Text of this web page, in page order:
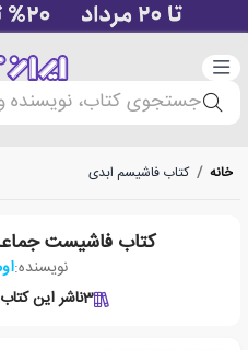
دسته‌بندی
جستجوی کتاب، نویسنده
خانه / کتاب فاشیسم ابدی
کتاب فاشیست
نویسنده:
3ناشر این